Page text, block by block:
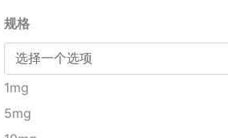
规格
1mg
5mg